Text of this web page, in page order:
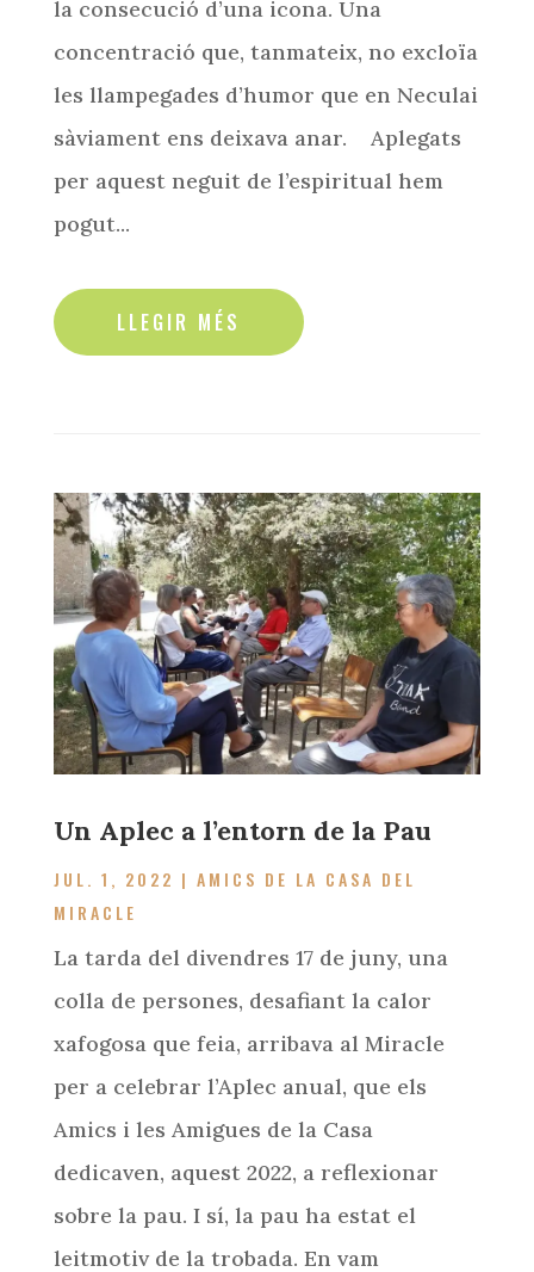
la consecució d’una icona. Una
concentració que, tanmateix, no excloïa
les llampegades d’humor que en Neculai
sàviament ens deixava anar. Aplegats
per aquest neguit de l’espiritual hem
pogut...
Un Aplec a l’entorn de la Pau
JUL. 1, 2022 | AMICS DE LA CASA DEL
MIRACLE
La tarda del divendres 17 de juny, una
colla de persones, desafiant la calor
xafogosa que feia, arribava al Miracle
per a celebrar l’Aplec anual, que els
Amics i les Amigues de la Casa
dedicaven, aquest 2022, a reflexionar
sobre la pau. I sí, la pau ha estat el
leitmotiv de la trobada. En vam